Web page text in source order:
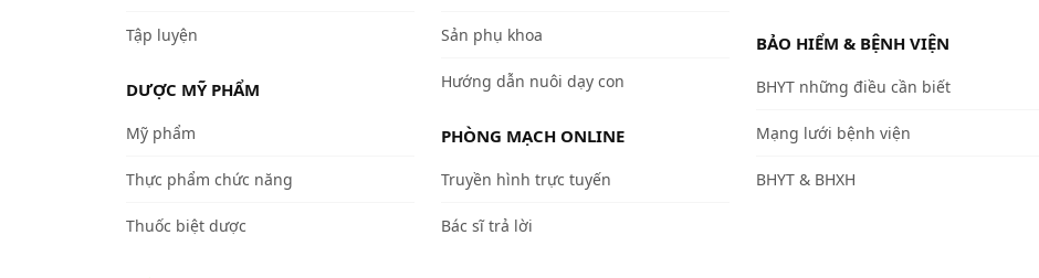
Tập luyện
DƯỢC MỸ PHẨM
Mỹ phẩm
Thực phẩm chức năng
Thuốc biệt dược
Sản phụ khoa
Hướng dẫn nuôi dạy con
PHÒNG MẠCH ONLINE
Truyền hình trực tuyến
Bác sĩ trả lời
BẢO HIỂM & BỆNH VIỆN
BHYT những điều cần biết
Mạng lưới bệnh viện
BHYT & BHXH